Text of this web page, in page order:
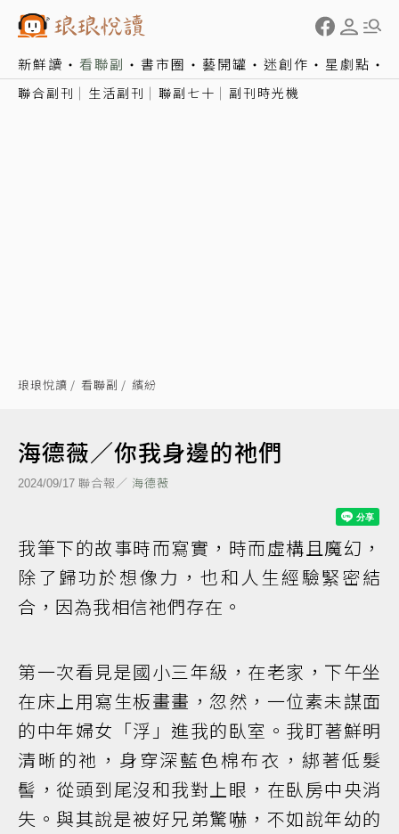
新鮮讀 看聯副 書市圈 藝開罐 迷創作 星劇點
聯合副刊 生活副刊 聯副七十 副刊時光機
琅琅悅讀 看聯副 繽紛
海德薇／你我身邊的祂們
2024/09/17 聯合報／ 海德薇
我筆下的故事時而寫實，時而虛構且魔幻，
除了歸功於想像力，也和人生經驗緊密結
合，因為我相信祂們存在。
第一次看見是國小三年級，在老家，下午坐
在床上用寫生板畫畫，忽然，一位素未謀面
的中年婦女「浮」進我的臥室。我盯著鮮明
清晰的祂，身穿深藍色棉布衣，綁著低髮
髻，從頭到尾沒和我對上眼，在臥房中央消
失。與其說是被好兄弟驚嚇，不如說年幼的